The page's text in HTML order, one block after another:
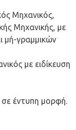
Μηχανικός,
Μηχανικής, με
μή-γραμμικών
με ειδίκευση
έντυπη μορφή.